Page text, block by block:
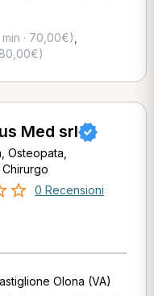
· 70,00€)
Med srl
Osteopata,
0 Recensioni
Olona (VA)